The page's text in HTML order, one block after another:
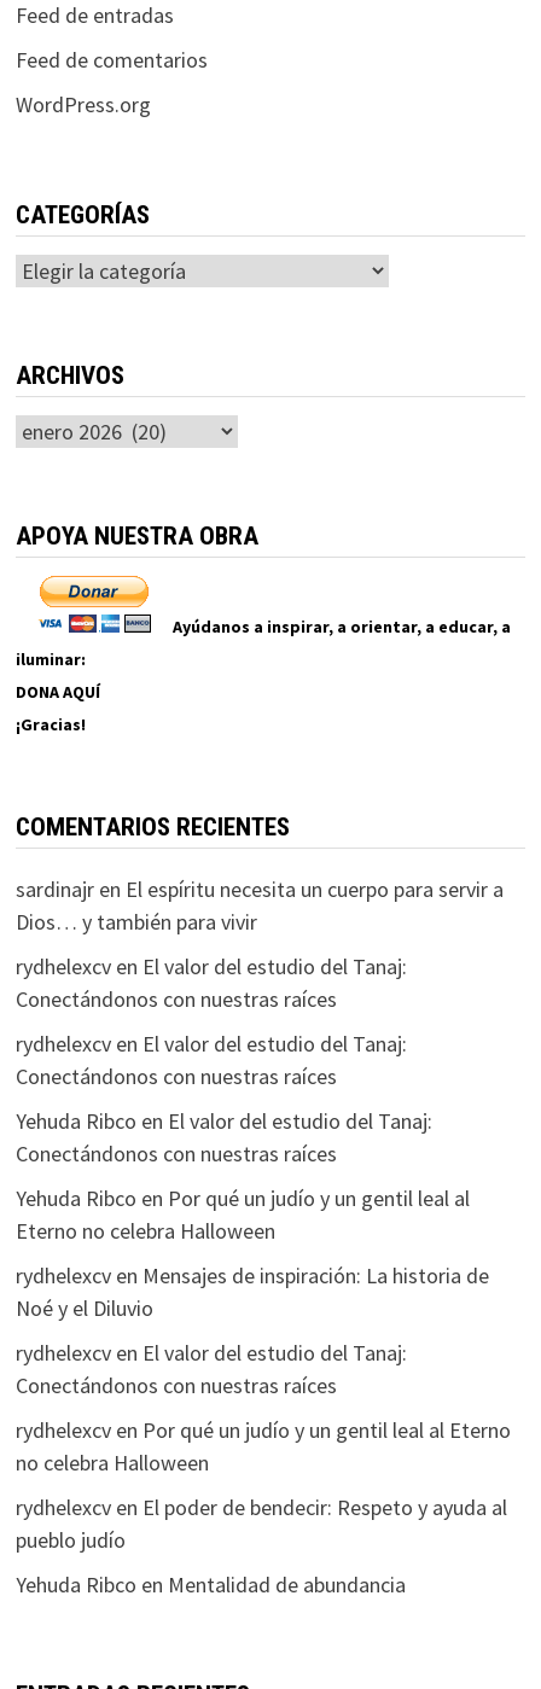
Feed de entradas
Feed de comentarios
WordPress.org
CATEGORÍAS
Categorías
ARCHIVOS
Archivos
APOYA NUESTRA OBRA
Ayúdanos a inspirar, a orientar, a educar, a
iluminar:
DONA AQUÍ
¡Gracias!
COMENTARIOS RECIENTES
sardinajren El espíritu necesita un cuerpo para servir a
Dios… y también para vivir
rydhelexcven El valor del estudio del Tanaj:
Conectándonos con nuestras raíces
rydhelexcven El valor del estudio del Tanaj:
Conectándonos con nuestras raíces
Yehuda Ribco en El valor del estudio del Tanaj:
Conectándonos con nuestras raíces
Yehuda Ribco en Por qué un judío y un gentil leal al
Eterno no celebra Halloween
rydhelexcven Mensajes de inspiración: La historia de
Noé y el Diluvio
rydhelexcven El valor del estudio del Tanaj:
Conectándonos con nuestras raíces
rydhelexcven Por qué un judío y un gentil leal al Eterno
no celebra Halloween
rydhelexcven El poder de bendecir: Respeto y ayuda al
pueblo judío
Yehuda Ribco en Mentalidad de abundancia